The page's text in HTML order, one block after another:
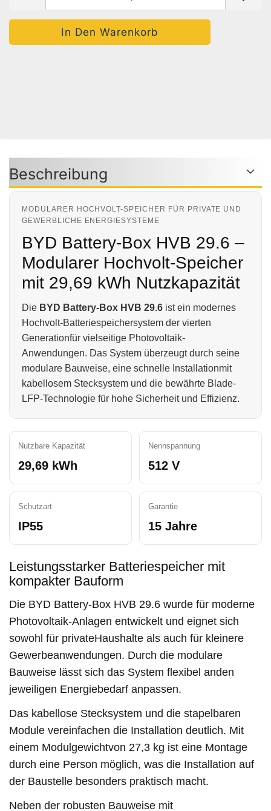
Beschreibung
MODULARER HOCHVOLT-SPEICHER FÜR PRIVATE UND
GEWERBLICHE ENERGIESYSTEME
BYD Battery-Box HVB 29.6 –
Modularer Hochvolt-Speicher
mit 29,69 kWh Nutzkapazität
Die BYD Battery-Box HVB 29.6 ist ein modernes
Hochvolt-Batteriespeichersystem der vierten
Generationfür vielseitige Photovoltaik-
Anwendungen. Das System überzeugt durch seine
modulare Bauweise, eine schnelle Installationmit
kabellosem Stecksystem und die bewährte Blade-
LFP-Technologie für hohe Sicherheit und Effizienz.
Nutzbare Kapazität
29,69 kWh
Nennspannung
512 V
Schutzart
IP55
Garantie
15 Jahre
Leistungsstarker Batteriespeicher mit
kompakter Bauform
Die BYD Battery-Box HVB 29.6 wurde für moderne
Photovoltaik-Anlagen entwickelt und eignet sich
sowohl für privateHaushalte als auch für kleinere
Gewerbeanwendungen. Durch die modulare
Bauweise lässt sich das System flexibel anden
jeweiligen Energiebedarf anpassen.
Das kabellose Stecksystem und die stapelbaren
Module vereinfachen die Installation deutlich. Mit
einem Modulgewichtvon 27,3 kg ist eine Montage
durch eine Person möglich, was die Installation auf
der Baustelle besonders praktisch macht.
Neben der robusten Bauweise mit